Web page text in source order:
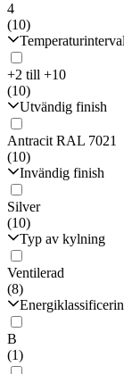
4
(10)
+2 till +10
(10)
Utvändig finish
Antracit RAL 7021
(10)
Invändig finish
Silver
(10)
Typ av kylning
Ventilerad
(8)
B
(1)